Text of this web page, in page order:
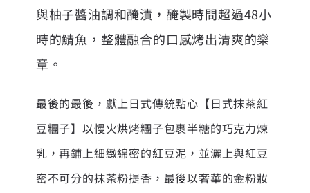
與柚子醬油調和醃漬，醃製時間超過48小
時的鯖魚，整體融合的口感烤出清爽的樂
章。
最後的最後，獻上日式傳統點心【日式抹茶紅
豆糰子】以慢火烘烤糰子包裹半糖的巧克力煉
乳，再鋪上細緻綿密的紅豆泥，並灑上與紅豆
密不可分的抹茶粉提香，最後以奢華的金粉妝